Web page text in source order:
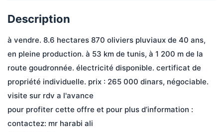
Description
à vendre. 8.6 hectares 870 oliviers pluviaux de 40 ans,
en pleine production. à 53 km de tunis, à 1 200 m de la
route goudronnée. électricité disponible. certificat de
propriété individuelle. prix : 265 000 dinars, négociable.
visite sur rdv a l'avance
pour profiter cette offre et pour plus d’information :
contactez: mr harabi ali